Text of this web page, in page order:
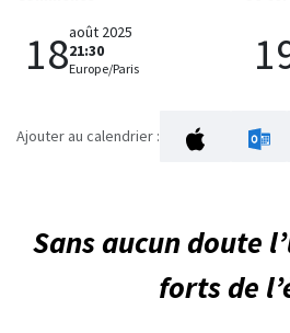
18août 2025
21:30
Europe/Paris
Ajouter au calendrier :
Sans aucun doute
forts de